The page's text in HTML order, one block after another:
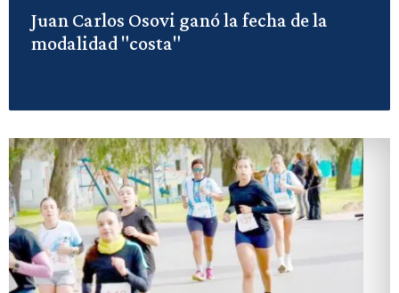
Juan Carlos Osovi ganó la fecha de la
modalidad "costa"